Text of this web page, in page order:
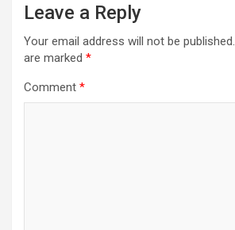
Leave a Reply
Your email address will not be published.
are marked *
Comment *